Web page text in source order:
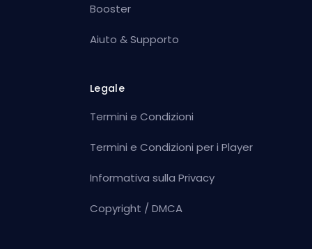
Booster
Aiuto & Supporto
Legale
Termini e Condizioni
Termini e Condizioni per i Player
Informativa sulla Privacy
Copyright / DMCA